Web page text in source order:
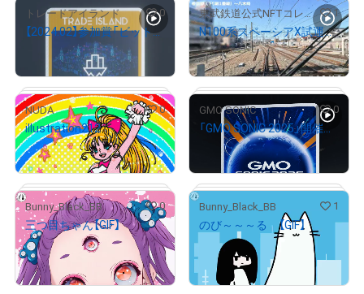
# 2/10
# 3/10
# 26/57
トレードアイランド 0
【2024.02】参加賞「ビットコインカップ 2024」 デジタルトロフィー
1,000
# 10/10
東武鉄道公式NFTコレクション 1
N100系スペーシアX試運転前面展望（春日部駅下り副1番線[4番線]～八木崎駅間）
¥15,000
NUDA 0
illustration212
¥2,000
# 463/990
GMO SONIC 0
800
Bunny_Black_BB 0
三つ目ちゃん【GIF】
¥2,000
売出し（初回販売）
Bunny_Black_BB 1
のび～～～る 【GIF】
1,000
売出し（初回販売）